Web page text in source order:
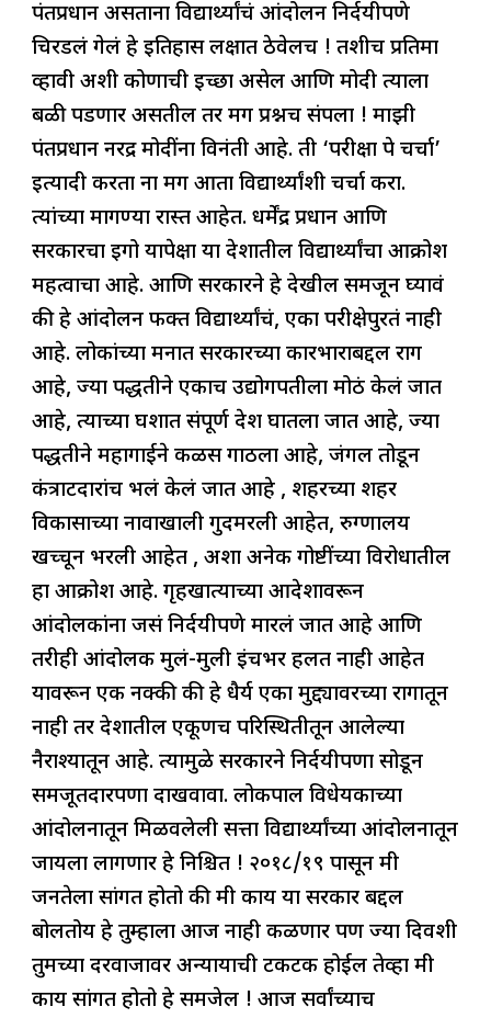
पंतप्रधान असताना विद्यार्थ्यांचं आंदोलन निर्दयीपणे
चिरडलं गेलं हे इतिहास लक्षात ठेवेलच ! तशीच प्रतिमा
व्हावी अशी कोणाची इच्छा असेल आणि मोदी त्याला
बळी पडणार असतील तर मग प्रश्नच संपला ! माझी
पंतप्रधान नरेंद्र मोदींना विनंती आहे. ती ‘परीक्षा पे चर्चा’
इत्यादी करता ना मग आता विद्यार्थ्यांशी चर्चा करा.
त्यांच्या मागण्या रास्त आहेत. धर्मेंद्र प्रधान आणि
सरकारचा इगो यापेक्षा या देशातील विद्यार्थ्यांचा आक्रोश
महत्वाचा आहे. आणि सरकारने हे देखील समजून घ्यावं
की हे आंदोलन फक्त विद्यार्थ्यांचं, एका परीक्षेपुरतं नाही
आहे. लोकांच्या मनात सरकारच्या कारभाराबद्दल राग
आहे, ज्या पद्धतीने एकाच उद्योगपतीला मोठं केलं जात
आहे, त्याच्या घशात संपूर्ण देश घातला जात आहे, ज्या
पद्धतीने महागाईने कळस गाठला आहे, जंगल तोडून
कंत्राटदारांच भलं केलं जात आहे , शहरच्या शहर
विकासाच्या नावाखाली गुदमरली आहेत, रुग्णालय
खच्चून भरली आहेत , अशा अनेक गोष्टींच्या विरोधातील
हा आक्रोश आहे. गृहखात्याच्या आदेशावरून
आंदोलकांना जसं निर्दयीपणे मारलं जात आहे आणि
तरीही आंदोलक मुलं-मुली इंचभर हलत नाही आहेत
यावरून एक नक्की की हे धैर्य एका मुद्द्यावरच्या रागातून
नाही तर देशातील एकूणच परिस्थितीतून आलेल्या
नैराश्यातून आहे. त्यामुळे सरकारने निर्दयीपणा सोडून
समजूतदारपणा दाखवावा. लोकपाल विधेयकाच्या
आंदोलनातून मिळवलेली सत्ता विद्यार्थ्यांच्या आंदोलनातून
जायला लागणार हे निश्चित ! २०१८/१९ पासून मी
जनतेला सांगत होतो की मी काय या सरकार बद्दल
बोलतोय हे तुम्हाला आज नाही कळणार पण ज्या दिवशी
तुमच्या दरवाजावर अन्यायाची टकटक होईल तेव्हा मी
काय सांगत होतो हे समजेल ! आज सर्वांच्याच